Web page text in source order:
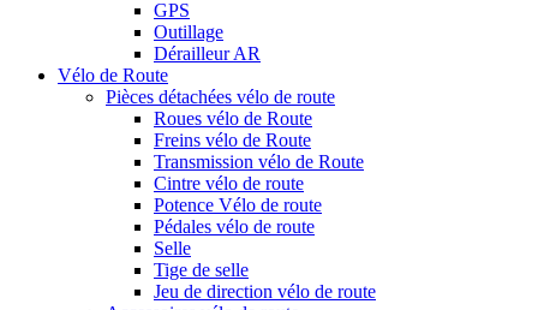
GPS
Outillage
Dérailleur AR
Vélo de Route
Pièces détachées vélo de route
Roues vélo de Route
Freins vélo de Route
Transmission vélo de Route
Cintre vélo de route
Potence Vélo de route
Pédales vélo de route
Selle
Tige de selle
Jeu de direction vélo de route